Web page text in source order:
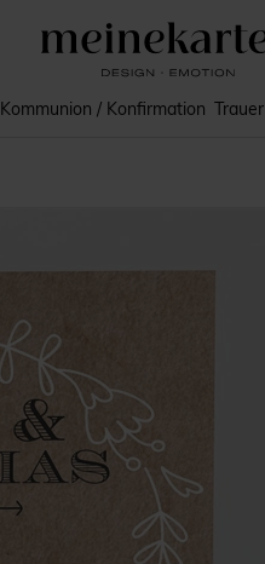
Kommunion / Konfirmation Trauer